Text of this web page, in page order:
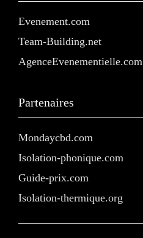
Evenement.com
Team-Building.net
AgenceEvenementielle.com
Partenaires
Mondaycbd.com
Isolation-phonique.com
Guide-prix.com
Isolation-thermique.org